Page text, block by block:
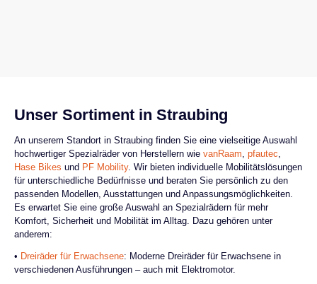
Unser Sortiment in Straubing
An unserem Standort in Straubing finden Sie eine vielseitige Auswahl
hochwertiger Spezialräder von Herstellern wie vanRaam pfautec
Hase Bikes und PF Mobility. Wir bieten individuelle Mobilitätslösungen
für unterschiedliche Bedürfnisse und beraten Sie persönlich zu den
passenden Modellen, Ausstattungen und Anpassungsmöglichkeiten.
Es erwartet Sie eine große Auswahl an Spezialrädern für mehr
Komfort, Sicherheit und Mobilität im Alltag. Dazu gehören unter
anderem:
• Dreiräder für Erwachsene: Moderne Dreiräder für Erwachsene in
verschiedenen Ausführungen – auch mit Elektromotor.